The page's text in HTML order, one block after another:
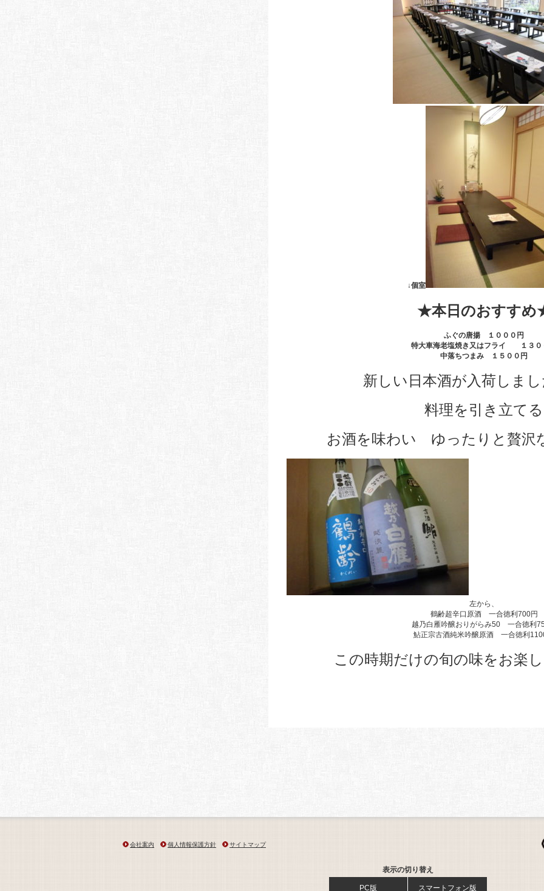
↓個室
★本日のおすす
ふぐの唐揚 １０００円
特大車海老塩焼き又はフライ １３０
中落ちつまみ １５００円
新しい日本酒が入荷しまし
料理を引き立てる
お酒を味わい ゆったりと贅沢
左から、
鶴齢超辛口原酒 一合徳利700円
越乃白雁吟醸おりがらみ50 一合徳利
鮎正宗古酒純米吟醸原酒 一合徳利
この時期だけの旬の味をお楽
会社案内 個人情報保護方針 サイトマップ
表示の切り替え
PC版 スマートフォン版